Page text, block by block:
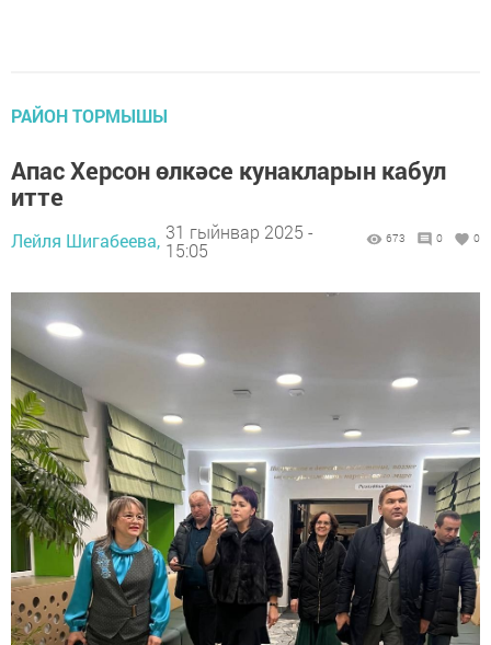
РАЙОН ТОРМЫШЫ
Апас Херсон өлкәсе кунакларын кабул
итте
Лейля Шигабеева, 31 гыйнвар 2025 -
15:05
673 0 0